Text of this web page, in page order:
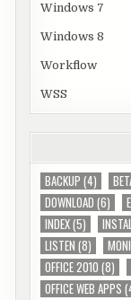
Windows 7
Windows 8
Workflow
WSS
BACKUP (4)
DOWNLOAD (6)
INDEX(5)
LISTEN (8)
OFFICE 2010 (8)
OFFICE WEB APPS